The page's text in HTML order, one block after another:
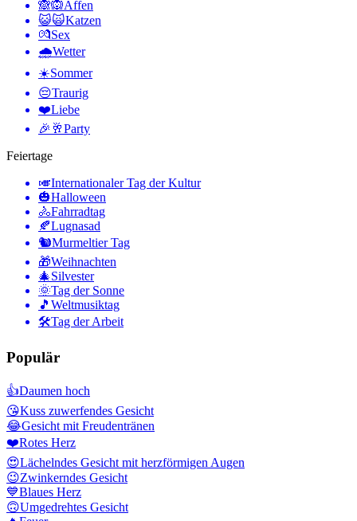
🙈🙉Affen
😺🙀Katzen
💏Sex
🌧Wetter
☀️Sommer
😔Traurig
❤️Liebe
🎉🥂Party
Feiertage
🎺Internationaler Tag der Kultur
🎃Halloween
🚴Fahrradtag
🍂Lugnasad
🐿Murmeltier Tag
🎁Weihnachten
🎄Silvester
🌞Tag der Sonne
🎵 Weltmusiktag
🛠Tag der Arbeit
Populär
👍Daumen hoch
😘Kuss zuwerfendes Gesicht
😂Gesicht mit Freudentränen
❤️Rotes Herz
😍Lächelndes Gesicht mit herzförmigen Augen
😉Zwinkerndes Gesicht
💙Blaues Herz
🙃Umgedrehtes Gesicht